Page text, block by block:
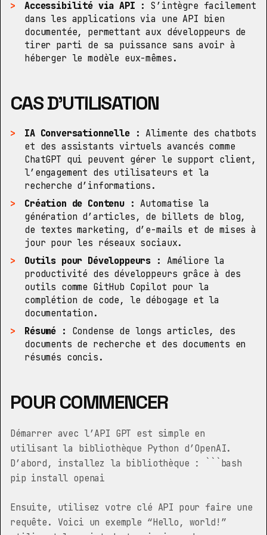
Accessibilité via API : S’intègre facilement
dans les applications via une API bien
documentée, permettant aux développeurs de
tirer parti de sa puissance sans avoir à
héberger le modèle eux-mêmes.
CAS D’UTILISATION
IA Conversationnelle : Alimente des chatbots
et des assistants virtuels avancés comme
ChatGPT qui peuvent gérer le support client,
l’engagement des utilisateurs et la
recherche d’informations.
Création de Contenu : Automatise la
génération d’articles, de billets de blog,
de textes marketing, d’e-mails et de mises à
jour pour les réseaux sociaux.
Outils pour Développeurs : Améliore la
productivité des développeurs grâce à des
outils comme GitHub Copilot pour la
complétion de code, le débogage et la
documentation.
Résumé :
Condense de longs articles, des
documents de recherche et des documents en
résumés concis.
POUR COMMENCER
Démarrer avec l’API GPT est simple en
utilisant la bibliothèque Python d’OpenAI.
D’abord, installez la bibliothèque : ```bash
pip install openai
Ensuite, utilisez votre clé API pour faire une
requête. Voici un exemple “Hello, world!”